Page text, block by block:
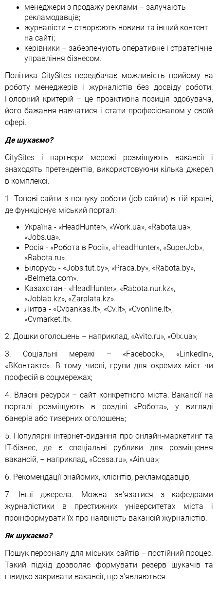
менеджери з продажу реклами – залучають
рекламодавців;
журналісти – створюють новини та інший контент
на сайті;
керівники – забезпечують оперативне і стратегічне
управління бізнесом.
Політика СitySites передбачає можливість прийому на
роботу менеджерів і журналістів без досвіду роботи.
Головний критерій – це проактивна позиція здобувача,
його бажання навчатися і стати професіоналом у своїй
сфері.
Де шукаємо?
СitySites і партнери мережі розміщують вакансії і
знаходять претендентів, використовуючи кілька джерел
в комплексі.
1. Топові сайти з пошуку роботи (job-сайти) в тій країні,
де функціонує міський портал:
Україна - «HeadHunter», «Work.ua», «Rabota.ua»,
«Jobs.ua».
Росія - «Робота в Росії», «HeadHunter», «SuperJob»,
«Rabota.ru».
Білорусь - «Jobs.tut.by», «Praca.by», «Rabota.by»,
«Belmeta.com».
Казахстан - «HeadHunter», «Rabota.nur.kz»,
«Joblab.kz», «Zarplata.kz».
Литва - «Сvbankas.lt», «Cv.lt», «Cvonline.lt»,
«Cvmarket.lt».
2. Дошки оголошень – наприклад, «Avito.ru», «Olx.ua»;
3. Соціальні мережі – «Facebook», «LinkedIn»,
«ВКонтакте». В тому числі, групи для окремих міст чи
професій в соцмережах;
4. Власні ресурси – сайт конкретного міста. Вакансії на
порталі розміщують в розділі «Робота», у вигляді
банерів або тизерних оголошень;
5. Популярні інтернет-видання про онлайн-маркетинг та
IT-бізнес, де є спеціальні рублики для розміщення
вакансій, – наприклад, «Cossa.ru», «Ain.ua»;
6. Рекомендації знайомих, клієнтів, рекламодавців;
7. Інші джерела. Можна зв'язатися з кафедрами
журналістики в престижних університетах міста і
проінформувати їх про наявність вакансій журналістів.
Як шукаємо?
Пошук персоналу для міських сайтів – постійний процес.
Такий підхід дозволяє формувати резерв шукачів та
швидко закривати вакансії, що з'являються.